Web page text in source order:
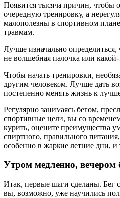
Появится тысяча причин, чтобы
очередную тренировку, а
малополезны в спортивном
травмам.
Лучше изначально определиться,
не волшебная палочка или
Чтобы начать тренировки,
другим человеком. Лучше дать
постепенно менять жизнь к
Регулярно занимаясь бегом,
спортивные цели, вы со
курить, оцените преимущества
спиртного, правильного
особенно в жаркие летние дни, и
Утром медленно, вечером
Итак, первые шаги сделаны. Бег
вы, возможно, уже научились